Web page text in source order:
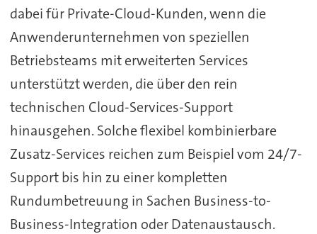
dabei für Private-Cloud-Kunden, wenn die
Anwenderunternehmen von speziellen
Betriebsteams mit erweiterten Services
unterstützt werden, die über den rein
technischen Cloud-Services-Support
hinausgehen. Solche flexibel kombinierbare
Zusatz-Services reichen zum Beispiel vom 24/7-
Support bis hin zu einer kompletten
Rundumbetreuung in Sachen Business-to-
Business-Integration oder Datenaustausch.